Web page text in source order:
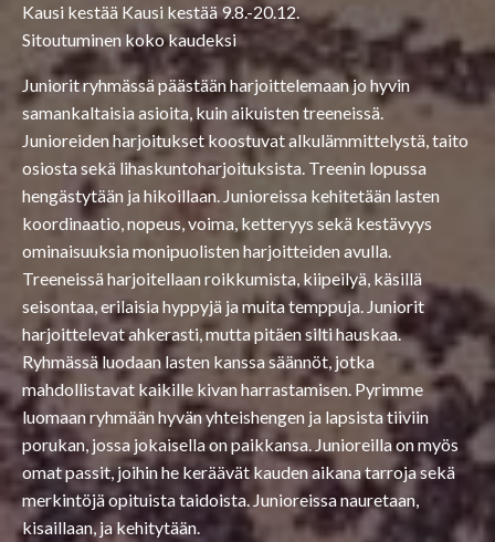
Kausi kestää Kausi kestää 9.8.-20.12.
Sitoutuminen koko kaudeksi
Juniorit ryhmässä päästään harjoittelemaan jo hyvin
samankaltaisia asioita, kuin aikuisten treeneissä.
Junioreiden harjoitukset koostuvat alkulämmittelystä, taito
osiosta sekä lihaskuntoharjoituksista. Treenin lopussa
hengästytään ja hikoillaan. Junioreissa kehitetään lasten
koordinaatio, nopeus, voima, ketteryys sekä kestävyys
ominaisuuksia monipuolisten harjoitteiden avulla.
Treeneissä harjoitellaan roikkumista, kiipeilyä, käsillä
seisontaa, erilaisia hyppyjä ja muita temppuja. Juniorit
harjoittelevat ahkerasti, mutta pitäen silti hauskaa.
Ryhmässä luodaan lasten kanssa säännöt, jotka
mahdollistavat kaikille kivan harrastamisen. Pyrimme
luomaan ryhmään hyvän yhteishengen ja lapsista tiiviin
porukan, jossa jokaisella on paikkansa. Junioreilla on myös
omat passit, joihin he keräävät kauden aikana tarroja sekä
merkintöjä opituista taidoista. Junioreissa nauretaan,
kisaillaan, ja kehitytään.